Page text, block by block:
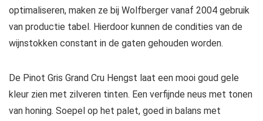
optimaliseren, maken ze bij Wolfberger vanaf 2004 gebruik
van productie tabel. Hierdoor kunnen de condities van de
wijnstokken constant in de gaten gehouden worden.
De Pinot Gris Grand Cru Hengst laat een mooi goud gele
kleur zien met zilveren tinten. Een verfijnde neus met tonen
van honing. Soepel op het palet, goed in balans met